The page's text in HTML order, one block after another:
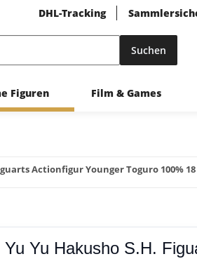
DHL-Tracking
Suchen
Figuren Film & Games
Actionfigur Younger Toguro 100%
Yu Yu Hakusho S.H.